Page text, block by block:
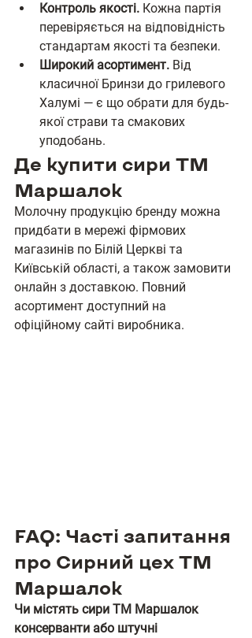
Контроль якості. Кожна партія
перевіряється на відповідність
стандартам якості та безпеки.
Широкий асортимент. Від
класичної Бринзи до грилевого
Халумі — є що обрати для будь-
якої страви та смакових
уподобань.
Де купити сири ТМ
Маршалок
Молочну продукцію бренду можна
придбати в мережі фірмових
магазинів по Білій Церкві та
Київській області, а також замовити
онлайн з доставкою. Повний
асортимент доступний на
офіційному сайті виробника.
FAQ: Часті запитання
про Сирний цех ТМ
Маршалок
Чи містять сири ТМ Маршалок
консерванти або штучні